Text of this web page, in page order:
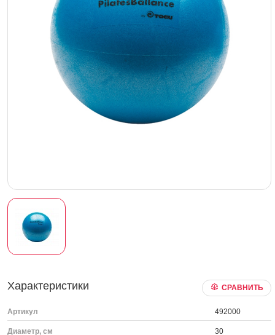
Характеристики СРАВНИТЬ
Артикул 492000
Диаметр, см 30